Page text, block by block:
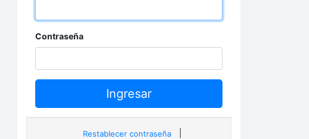
Contraseña
Restablecer contraseña